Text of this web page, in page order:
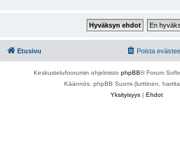
Etusivu Poista
Keskustelufoorumin ohjelmisto phpBB® Forum
Käännös: phpBB Suomi (lurttinen,
Yksityisyys | Ehdot